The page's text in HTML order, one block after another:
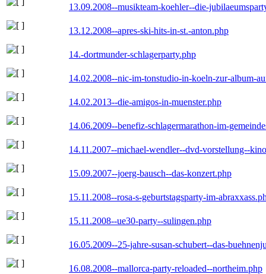
13.09.2008--musikteam-koehler--die-
13.12.2008--apres-ski-hits-in-st.-anton.php
14.-dortmunder-schlagerparty.php
14.02.2008--nic-im-tonstudio-in-koeln-zur-album-
14.02.2013--die-amigos-in-muenster.php
14.06.2009--benefiz-schlagermarathon-im-
14.11.2007--michael-wendler--dvd-vorstellung--
15.09.2007--joerg-bausch--das-konzert.php
15.11.2008--rosa-s-geburtstagsparty-im-
15.11.2008--ue30-party--sulingen.php
16.05.2009--25-jahre-susan-schubert--das-
16.08.2008--mallorca-party-reloaded--northeim.php